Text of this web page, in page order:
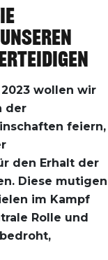
wollen wir
der
feiern,
den Erhalt der
Diese mutigen
im Kampf
Rolle und